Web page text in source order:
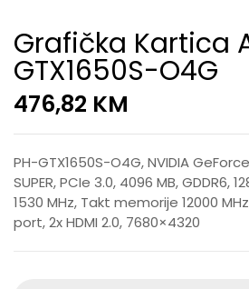
Grafička Kartica
GTX1650S-O4G
476,82 KM
PH-GTX1650S-O4G, NVIDIA
SUPER, PCIe 3.0, 4096 MB, GDDR6,
1530 MHz, Takt memorije 12000
port, 2x HDMI 2.0, 7680×4320